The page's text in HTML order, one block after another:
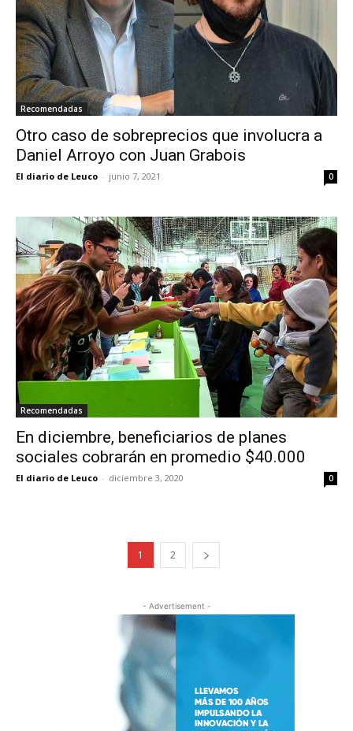
Recomendadas
Otro caso de sobreprecios que involucra a
Daniel Arroyo con Juan Grabois
El diario de Leuco - junio 7, 2021 0
Recomendadas
En diciembre, beneficiarios de planes
sociales cobrarán en promedio $40.000
El diario de Leuco - diciembre 3, 2020 0
1 2
- Advertisement -